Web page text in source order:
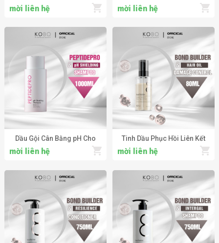
đầu BIOGENSY
SMOOTH SPRAY
mời liên hệ
& Chống Hư Tổn KOBO
Shielding Conditioner
mời liên hệ
Dầu Gội Cân Bằng pH Cho
Tóc Hư Tổn KOBO
Shielding Shampoo
mời liên hệ
Tinh Dầu Phục Hồi Liên Kết
Tóc & Bảo Vệ Tóc Hư Tổn
Control Oil
mời liên hệ